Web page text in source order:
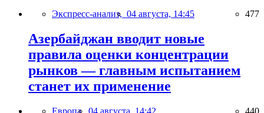
Экспресс-анализ, 04 августа, 14:45 477
Азербайджан вводит новые
правила оценки концентрации
рынков — главным испытанием
станет их применение